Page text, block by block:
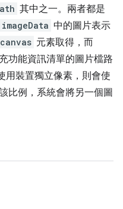
其中之一。兩者都是
imageData 中的圖片表示
canvas 元素取得，而
功能資訊清單的圖片檔路
用裝置獨立像素，則會使
比例，系統會將另一個圖